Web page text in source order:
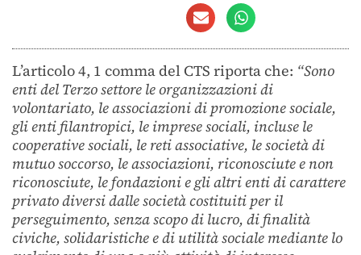
L’articolo 4, 1 comma del CTS riporta che: “Sono
enti del Terzo settore le organizzazioni di
volontariato, le associazioni di promozione sociale,
gli enti filantropici, le imprese sociali, incluse le
cooperative sociali, le reti associative, le società di
mutuo soccorso, le associazioni, riconosciute e non
riconosciute, le fondazioni e gli altri enti di carattere
privato diversi dalle società costituiti per il
perseguimento, senza scopo di lucro, di finalità
civiche, solidaristiche e di utilità sociale mediante lo